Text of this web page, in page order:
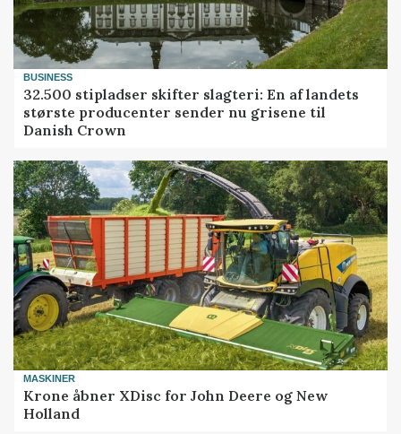
BUSINESS
32.500 stipladser skifter slagteri: En af landets
største producenter sender nu grisene til
Danish Crown
MASKINER
Krone åbner XDisc for John Deere og New
Holland